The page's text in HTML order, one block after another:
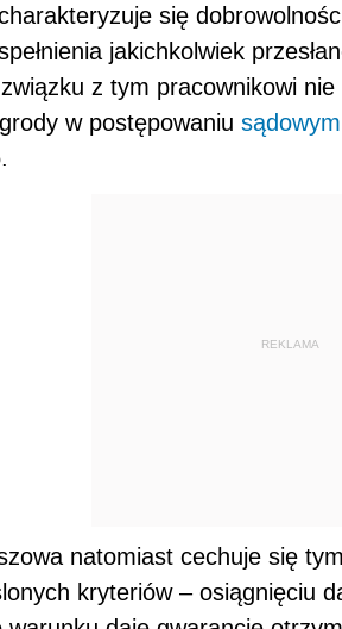
się
jakichkolwiek
z tym pracownikowi
w postępowaniu sądowym
REKLAMA
natomiast cechuje się
kryteriów – osiągnięciu